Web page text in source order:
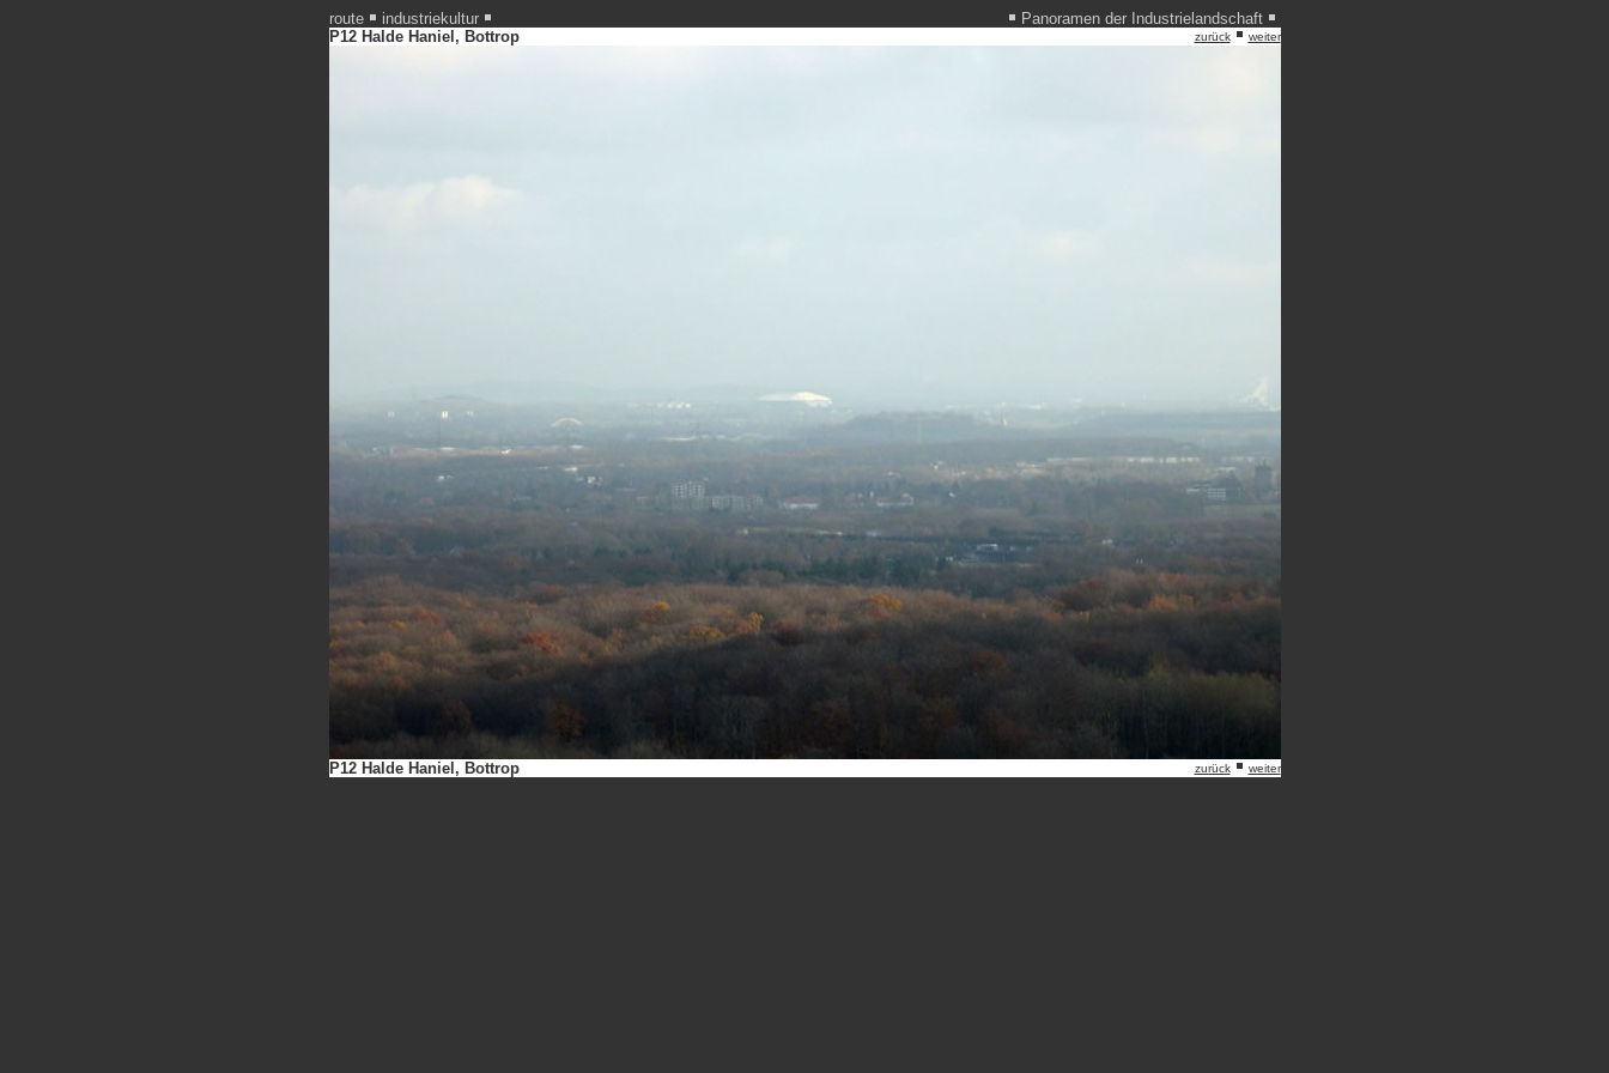
route industriekultur
Panoramen der Industrielandschaft
P12 Halde Haniel, Bottrop
zurück weiter
P12 Halde Haniel, Bottrop zurück weiter